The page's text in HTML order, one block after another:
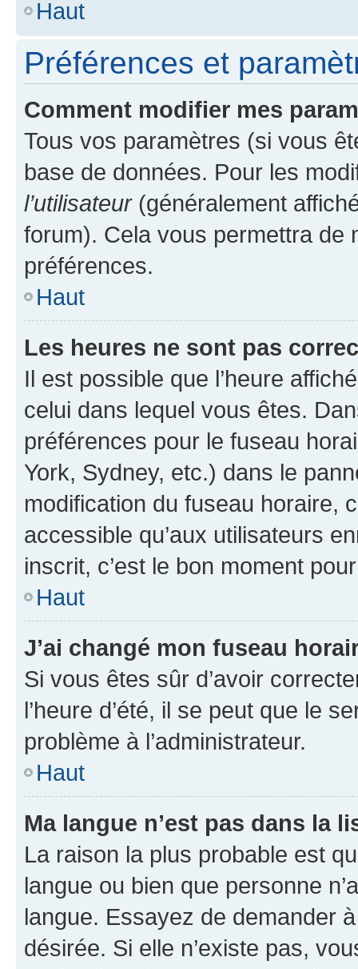
Haut
Préférences et
Comment modifier mes
Tous vos paramètres (si vous
base de données. Pour les
l’utilisateur(généralement
forum). Cela vous permettra de
préférences.
Haut
Les heures ne sont pas
Il est possible que l’heure
celui dans lequel vous êtes.
préférences pour le fuseau
York, Sydney, etc.) dans le
modification du fuseau horaire,
accessible qu’aux utilisateurs
inscrit, c’est le bon moment
Haut
J’ai changé mon fuseau
Si vous êtes sûr d’avoir
l’heure d’été, il se peut que le
problème à l’administrateur.
Haut
Ma langue n’est pas dans la
La raison la plus probable est
langue ou bien que personne
langue. Essayez de demander
désirée. Si elle n’existe pas,